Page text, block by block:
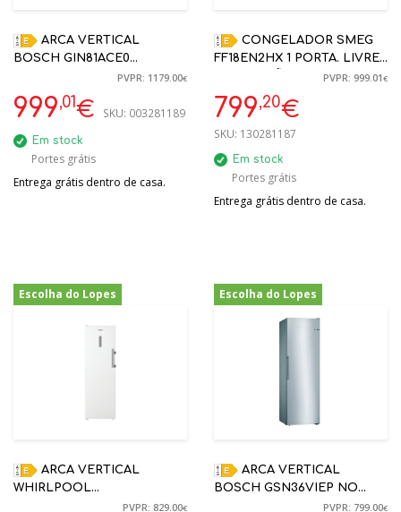
ARCA VERTICAL
BOSCH GIN81ACE0
ENCASTRE NO FROST 177,2
X 55,8 X 54,5 CM
PVPR: 1179.00€
999,01€ SKU: 003281189
Em stock
Portes grátis
Entrega grátis dentro de casa.
CONGELADOR SMEG
FF18EN2HX 1 PORTA. LIVRE
INSTALAÇÃO. NO-FROST
TOTAL. AÇO INOX
PVPR: 999.01€
799,20€
SKU: 130281187
Em stock
Portes grátis
Entrega grátis dentro de casa.
Escolha do Lopes
-28%
ARCA VERTICAL
WHIRLPOOL
WHMFF6312W4E E 186X60
PVPR: 829.00€
Escolha do Lopes
-16%
ARCA VERTICAL
BOSCH GSN36VIEP NO
FROST INOX 186X60X65CM
PVPR: 799.00€